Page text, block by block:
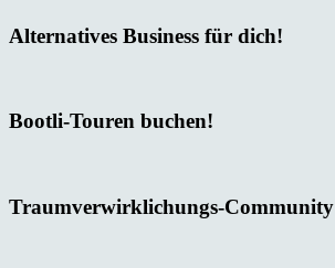
Alternatives Business für dich!
Bootli-Touren buchen!
Traumverwirklichungs-Community